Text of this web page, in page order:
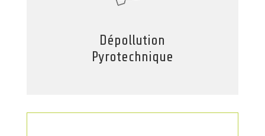
Dépollution
Pyrotechnique